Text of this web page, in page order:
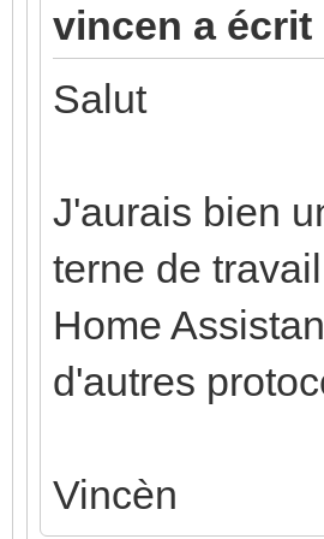
vincen a écrit
Salut
J'aurais bien
terne de
Home
d'autres
Vincèn